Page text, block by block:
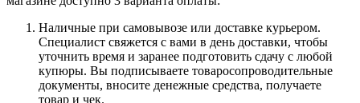
Наличные при самовывозе или доставке курьером.
Специалист свяжется с вами в день доставки, чтобы
уточнить время и заранее подготовить сдачу с любой
купюры. Вы подписываете товаросопроводительные
документы, вносите денежные средства, получаете
товар и чек.